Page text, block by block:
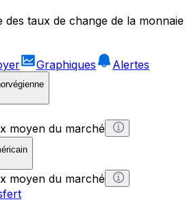
des taux de change de la monnaie
Graphiques
Alertes
moyen du marché
moyen du marché